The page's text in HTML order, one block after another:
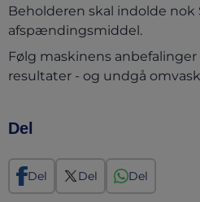
Beholderen skal indolde nok
afspændingsmiddel.
Følg maskinens
resultater - og undgå
Del
Del Del Del